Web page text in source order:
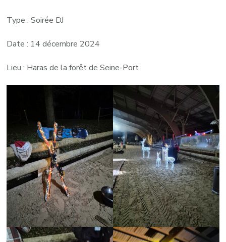
Type : Soirée DJ
Date : 14 décembre 2024
Lieu : Haras de la forêt de Seine-Port